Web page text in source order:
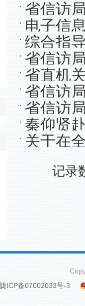
省信访
员再部
电子信
活会
综合指
转”活动
省信访
组织生
省直机
教育情
省信访
省信访
秦仰贤
导
关于在
党员”学
记录
ICP备07002033号-3